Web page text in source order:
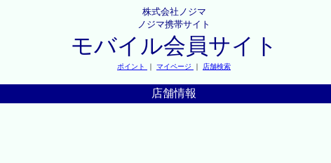
株式会社ノジマ
ノジマ携帯サイト
モバイル会員サイト
ポイント ｜ マイページ ｜ 店舗検索
店舗情報